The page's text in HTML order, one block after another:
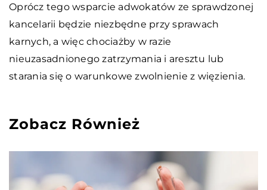
Oprócz tego wsparcie adwokatów ze sprawdzonej
kancelarii będzie niezbędne przy sprawach
karnych, a więc chociażby w razie
nieuzasadnionego zatrzymania i aresztu lub
starania się o warunkowe zwolnienie z więzienia.
Zobacz Również